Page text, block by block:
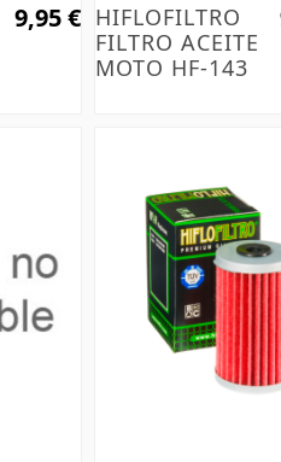
9,95 € HIFLOFILTRO
FILTRO ACEITE
MOTO HF-143